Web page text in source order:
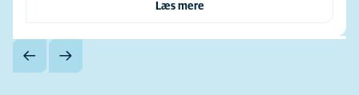
Læs mere